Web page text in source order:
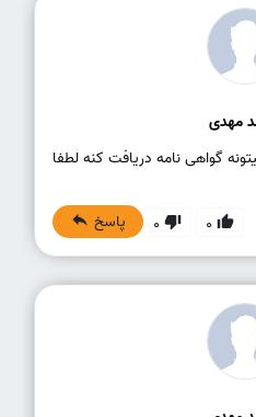
مهدی
ببخشید بخش 5 بند 3 میتونه گواهی نامه دریافت کنه لطفا
0
0 پاسخ